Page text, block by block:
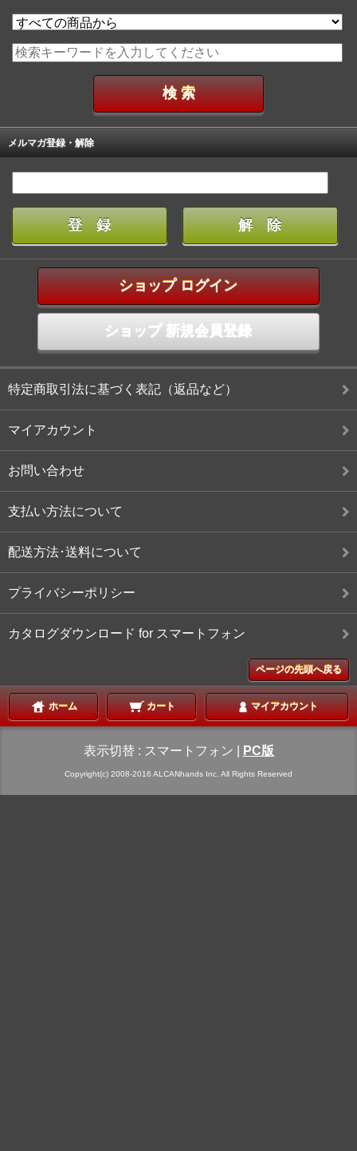
メルマガ登録・解除
ショップ ログイン
ショップ 新規会員登録
特定商取引法に基づく表記（返品など）
マイアカウント
お問い合わせ
支払い方法について
配送方法･送料について
プライバシーポリシー
カタログダウンロード for スマートフォン
ページの先頭へ戻る
ホーム カート マイアカウント
表示切替 : スマートフォン PC版
Copyright(c) 2008-2016 ALCANhands Inc. All Rights Reserved